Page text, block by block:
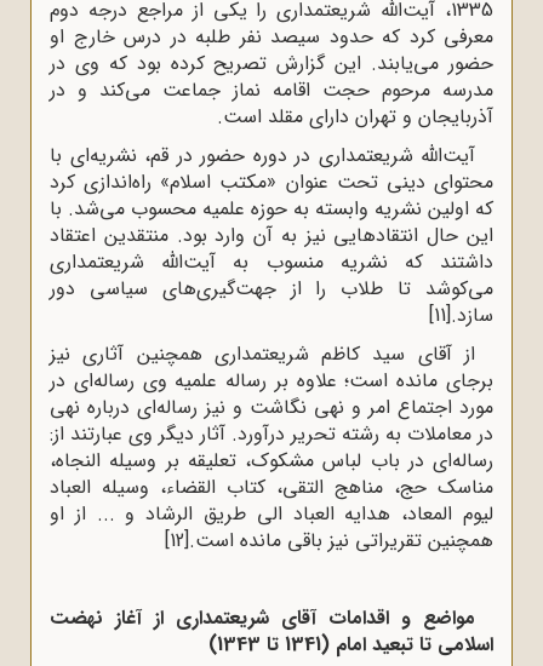
1335، آیت‌الله شریعتمداری را یکی از مراجع درجه دوم
معرفی کرد که حدود سیصد نفر طلبه در درس خارج او
حضور می‌یابند. این گزارش تصریح کرده بود که وی در
مدرسه مرحوم حجت اقامه‌ نماز جماعت می‌کند و در
آذربایجان و تهران دارای مقلد است.
آیت‌الله شریعتمداری در دوره حضور در قم، نشریه‌ای با
محتوای دینی تحت عنوان «مکتب اسلام» راه‌اندازی کرد
که اولین نشریه وابسته به حوزه علمیه محسوب می‌شد. با
این حال انتقادهایی نیز به آن وارد بود. منتقدین اعتقاد
داشتند که نشریه منسوب به آیت‌الله شریعتمداری
می‌کوشد تا طلاب را از جهت‌گیری‌های سیاسی دور
سازد.[11]
از آقای سید کاظم شریعتمداری همچنین آثاری نیز
برجای مانده است؛ علاوه بر رساله علمیه وی رساله‌ای در
مورد اجتماع امر و نهی نگاشت و نیز رساله‌ای درباره نهی
در معاملات به رشته تحریر درآورد. آثار دیگر وی عبارتند از:
رساله‌ای در باب لباس مشکوک، تعلیقه بر وسیله النجاه،
مناسک حج، مناهج التقی، کتاب القضاء، وسیله العباد
لیوم المعاد، هدایه العباد الی طریق الرشاد و ... از او
همچنین تقریراتی نیز باقی مانده است.[12]
مواضع و اقدامات آقای شریعتمداری از آغاز نهضت
اسلامی تا تبعید امام (1341 تا 1343)